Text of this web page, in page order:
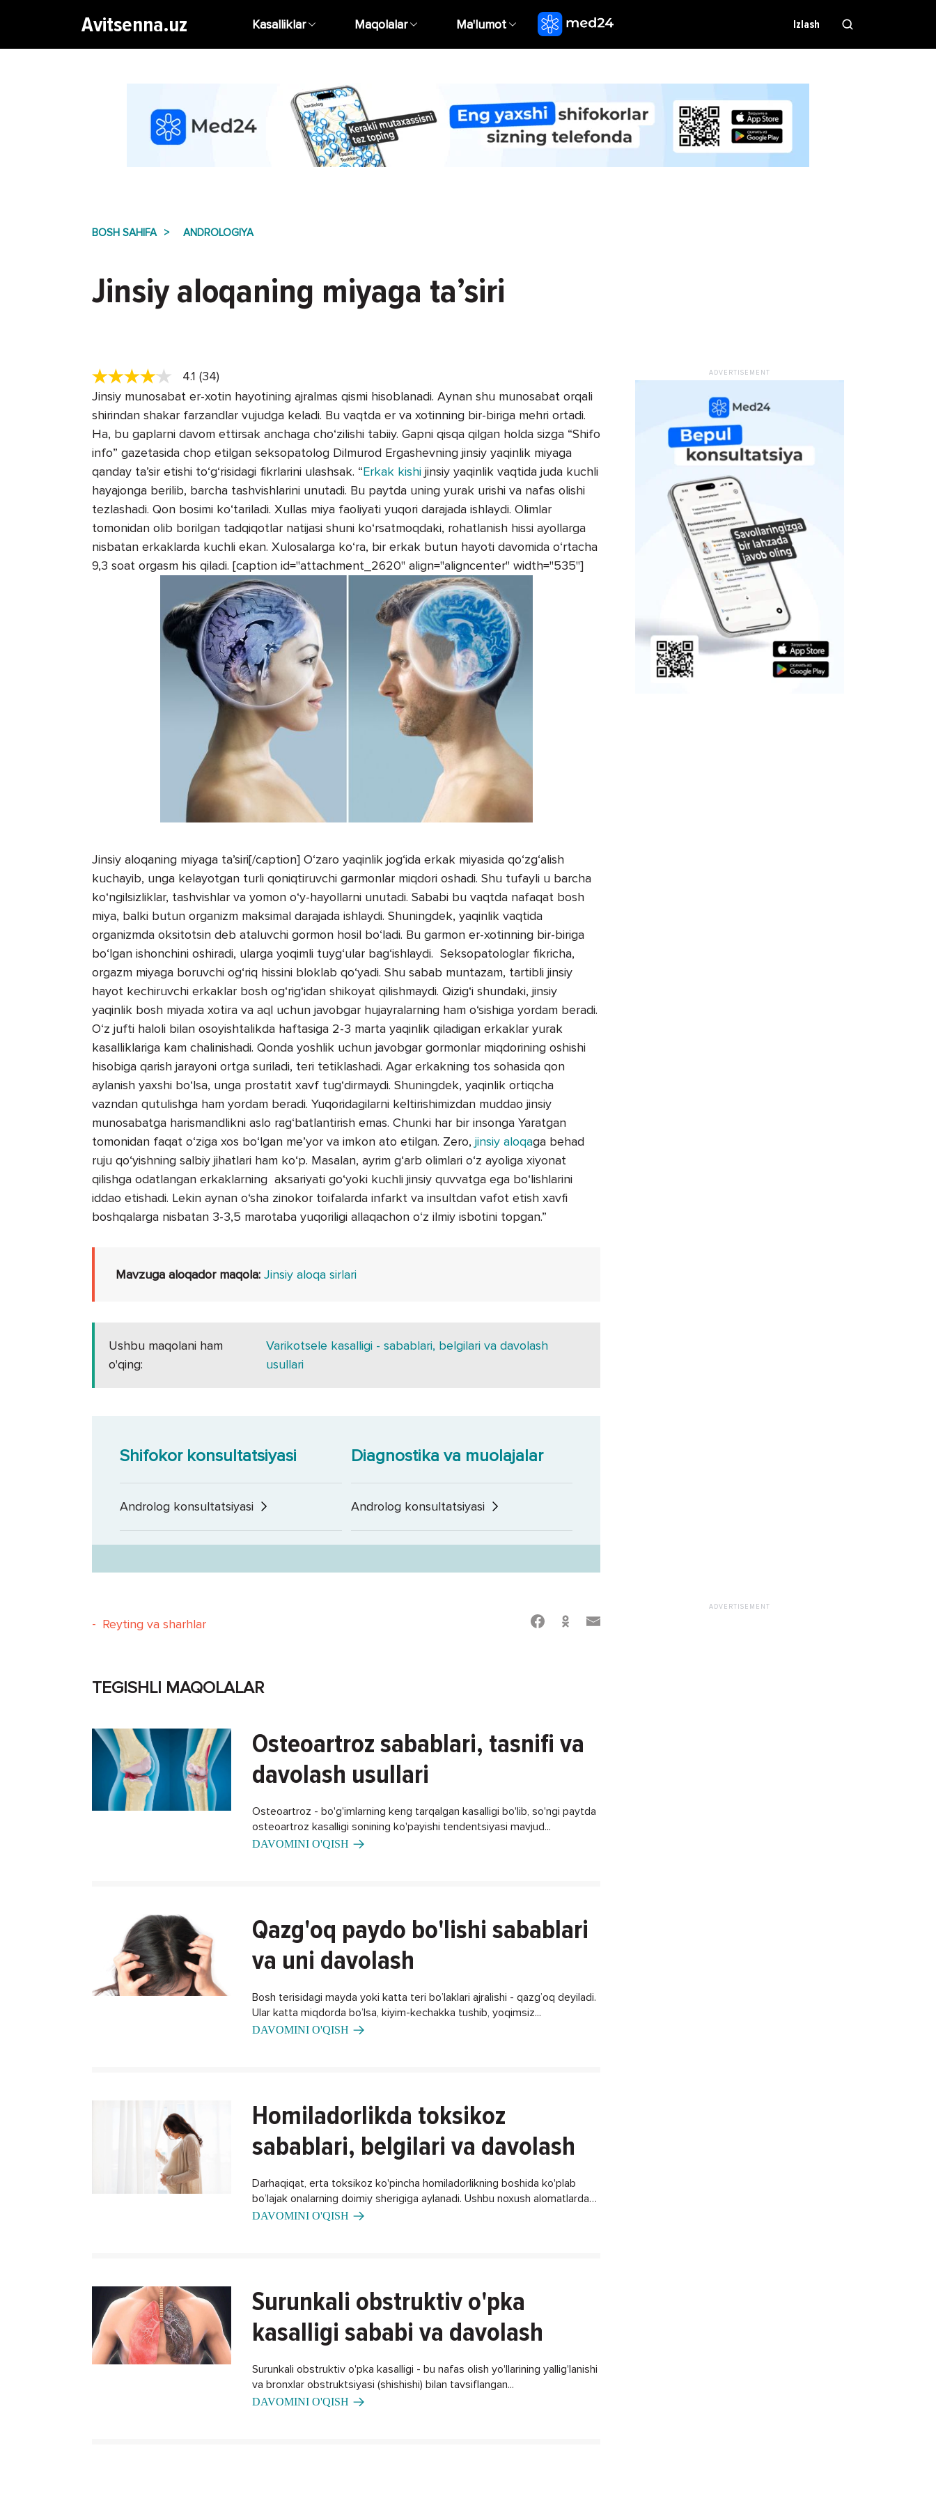
Avitsenna.uz Kasalliklar Maqolalar Ma'lumot Izlash
BOSH SAHIFA ANDROLOGIYA
Jinsiy aloqaning miyaga ta’siri
4.1 (34)
Jinsiy munosabat er-xotin hayotining ajralmas qismi hisoblanadi. Aynan shu munosabat orqali
shirindan shakar farzandlar vujudga keladi. Bu vaqtda er va xotinning bir-biriga mehri ortadi.
Ha, bu gaplarni davom ettirsak anchaga cho‘zilishi tabiiy. Gapni qisqa qilgan holda sizga “Shifo
info” gazetasida chop etilgan seksopatolog Dilmurod Ergashevning jinsiy yaqinlik miyaga
qanday ta’sir etishi to‘g‘risidagi fikrlarini ulashsak. “Erkak kishi jinsiy yaqinlik vaqtida juda kuchli
hayajonga berilib, barcha tashvishlarini unutadi. Bu paytda uning yurak urishi va nafas olishi
tezlashadi. Qon bosimi ko‘tariladi. Xullas miya faoliyati yuqori darajada ishlaydi. Olimlar
tomonidan olib borilgan tadqiqotlar natijasi shuni ko‘rsatmoqdaki, rohatlanish hissi ayollarga
nisbatan erkaklarda kuchli ekan. Xulosalarga ko‘ra, bir erkak butun hayoti davomida o‘rtacha
9,3 soat orgasm his qiladi. [caption id="attachment_2620" align="aligncenter" width="535"]
Jinsiy aloqaning miyaga ta’siri[/caption] O‘zaro yaqinlik jog‘ida erkak miyasida qo‘zg‘alish
kuchayib, unga kelayotgan turli qoniqtiruvchi garmonlar miqdori oshadi. Shu tufayli u barcha
ko‘ngilsizliklar, tashvishlar va yomon o‘y-hayollarni unutadi. Sababi bu vaqtda nafaqat bosh
miya, balki butun organizm maksimal darajada ishlaydi. Shuningdek, yaqinlik vaqtida
organizmda oksitotsin deb ataluvchi gormon hosil bo‘ladi. Bu garmon er-xotinning bir-biriga
bo‘lgan ishonchini oshiradi, ularga yoqimli tuyg‘ular bag‘ishlaydi. Seksopatologlar fikricha,
orgazm miyaga boruvchi og‘riq hissini bloklab qo‘yadi. Shu sabab muntazam, tartibli jinsiy
hayot kechiruvchi erkaklar bosh og‘rig‘idan shikoyat qilishmaydi. Qizig‘i shundaki, jinsiy
yaqinlik bosh miyada xotira va aql uchun javobgar hujayralarning ham o‘sishiga yordam beradi.
O‘z jufti haloli bilan osoyishtalikda haftasiga 2-3 marta yaqinlik qiladigan erkaklar yurak
kasalliklariga kam chalinishadi. Qonda yoshlik uchun javobgar gormonlar miqdorining oshishi
hisobiga qarish jarayoni ortga suriladi, teri tetiklashadi. Agar erkakning tos sohasida qon
aylanish yaxshi bo‘lsa, unga prostatit xavf tug‘dirmaydi. Shuningdek, yaqinlik ortiqcha
vazndan qutulishga ham yordam beradi. Yuqoridagilarni keltirishimizdan muddao jinsiy
munosabatga harismandlikni aslo rag‘batlantirish emas. Chunki har bir insonga Yaratgan
tomonidan faqat o‘ziga xos bo‘lgan me’yor va imkon ato etilgan. Zero, jinsiy aloqaga behad
ruju qo‘yishning salbiy jihatlari ham ko‘p. Masalan, ayrim g‘arb olimlari o‘z ayoliga xiyonat
qilishga odatlangan erkaklarning aksariyati go‘yoki kuchli jinsiy quvvatga ega bo‘lishlarini
iddao etishadi. Lekin aynan o‘sha zinokor toifalarda infarkt va insultdan vafot etish xavfi
boshqalarga nisbatan 3-3,5 marotaba yuqoriligi allaqachon o‘z ilmiy isbotini topgan.”
Mavzuga aloqador maqola: Jinsiy aloqa sirlari
Ushbu maqolani ham
o'qing:
Varikotsele kasalligi - sabablari, belgilari va davolash
usullari
Shifokor konsultatsiyasi
Androlog konsultatsiyasi
Diagnostika va muolajalar
Androlog konsultatsiyasi
- Reyting va sharhlar
TEGISHLI MAQOLALAR
Osteoartroz sabablari, tasnifi va
davolash usullari
Osteoartroz - bo'g'imlarning keng tarqalgan kasalligi bo'lib, so'ngi paytda
osteoartroz kasalligi sonining ko'payishi tendentsiyasi mavjud...
DAVOMINI O'QISH
Qazg'oq paydo bo'lishi sabablari
va uni davolash
Bosh terisidagi mayda yoki katta teri bo’laklari ajralishi - qazg’oq deyiladi.
Ular katta miqdorda bo’lsa, kiyim-kechakka tushib, yoqimsiz...
DAVOMINI O'QISH
Homiladorlikda toksikoz
sabablari, belgilari va davolash
Darhaqiqat, erta toksikoz ko'pincha homiladorlikning boshida ko'plab
bo’lajak onalarning doimiy sherigiga aylanadi. Ushbu noxush alomatlardan
xalos bo'lishning biron bir usuli bormi?
DAVOMINI O'QISH
Surunkali obstruktiv o'pka
kasalligi sababi va davolash
Surunkali obstruktiv o'pka kasalligi - bu nafas olish yo'llarining yallig'lanishi
va bronxlar obstruktsiyasi (shishishi) bilan tavsiflangan...
DAVOMINI O'QISH